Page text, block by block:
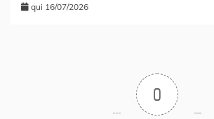
qui 16/07/2026
0